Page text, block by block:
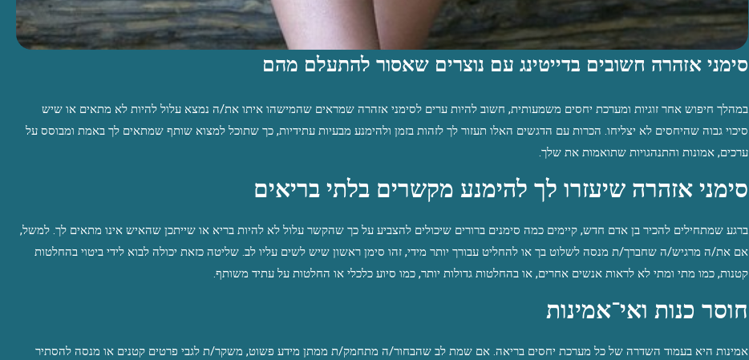
סימני אזהרה חשובים בדייטינג עם נוצרים שאסור להתעלם מהם
במהלך חיפוש אחר זוגיות ומערכת יחסים משמעותית, חשוב להיות ערים לסימני אזהרה שמראים שהמישהו איתו את/ה נמצא עלול להיות לא מתאים או שיש
סיכוי גבוה שהיחסים לא יצליחו. הכרות עם הדגשים האלו תעזור לך לזהות בזמן ולהימנע מבעיות עתידיות, כך שתוכל למצוא שותף שמתאים לך באמת ומבוסס על
ערכים, אמונות והתנהגויות שתואמות את שלך.
סימני אזהרה שיעזרו לך להימנע מקשרים בלתי בריאים
ברגע שמתחילים להכיר בן אדם חדש, קיימים כמה סימנים ברורים שיכולים להצביע על כך שהקשר עלול לא להיות בריא או שייתכן שהאיש אינו מתאים לך. למשל,
אם את/ה מרגיש/ה שחברך/ת מנסה לשלוט בך או להחליט עבורך יותר מידי, זהו סימן ראשון שיש לשים עליו לב. שליטה כזאת יכולה לבוא לידי ביטוי בהחלטות
קטנות, כמו מתי ומתי לא לראות אנשים אחרים, או בהחלטות גדולות יותר, כמו סיוע כלכלי או החלטות על עתיד משותף.
חוסר כנות ואי־אמינות
אמינות היא בעמוד השדרה של כל מערכת יחסים בריאה. אם שמת לב שהבחור/ה מתחמק/ת ממתן מידע פשוט, משקר/ת לגבי פרטים קטנים או מנסה להסתיר